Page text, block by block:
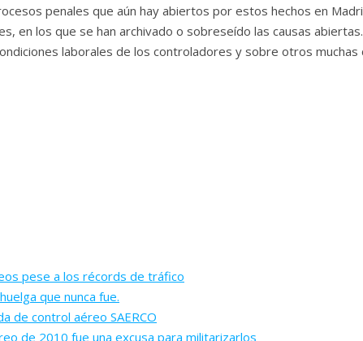
penales que aún hay abiertos por estos hechos en
en los que se han archivado o sobreseído las causas abiertas.
laborales de los controladores y sobre otros muchas
pese a los récords de tráfico
que nunca fue.
de control aéreo SAERCO
de 2010 fue una excusa para militarizarlos